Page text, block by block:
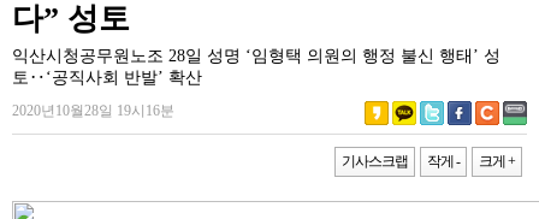
다” 성토
익산시청공무원노조 28일 성명 ‘임형택 의원의 행정 불신 행태’ 성
토‥‘공직사회 반발’ 확산
2020년10월28일 19시16분
기사스크랩 작게 - 크게 +